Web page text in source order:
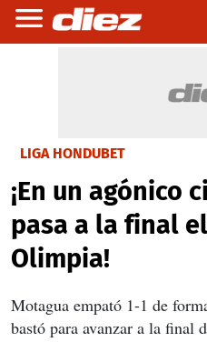
LIGA HONDUBET
¡En un agónico
pasa a la final
Olimpia!
Motagua empató 1-1 de
bastó para avanzar a la final